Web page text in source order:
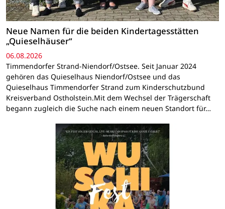
Neue Namen für die beiden Kindertagesstätten
„Quieselhäuser“
06.08.2026
Timmendorfer Strand-Niendorf/Ostsee. Seit Januar 2024
gehören das Quieselhaus Niendorf/Ostsee und das
Quieselhaus Timmendorfer Strand zum Kinderschutzbund
Kreisverband Ostholstein.Mit dem Wechsel der Trägerschaft
begann zugleich die Suche nach einem neuen Standort für…